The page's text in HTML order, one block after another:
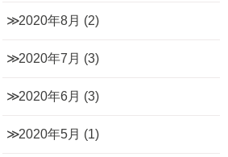
2020年8月 (2)
2020年7月 (3)
2020年6月 (3)
2020年5月 (1)